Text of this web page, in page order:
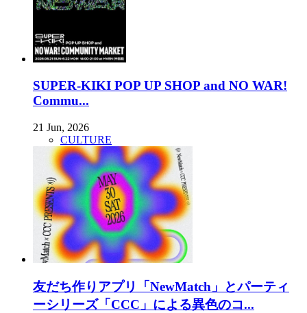
SUPER-KIKI POP UP SHOP and NO WAR!
Commu...
21 Jun, 2026
CULTURE
友だち作りアプリ「NewMatch」とパーティ
ーシリーズ「CCC」による異色のコ...